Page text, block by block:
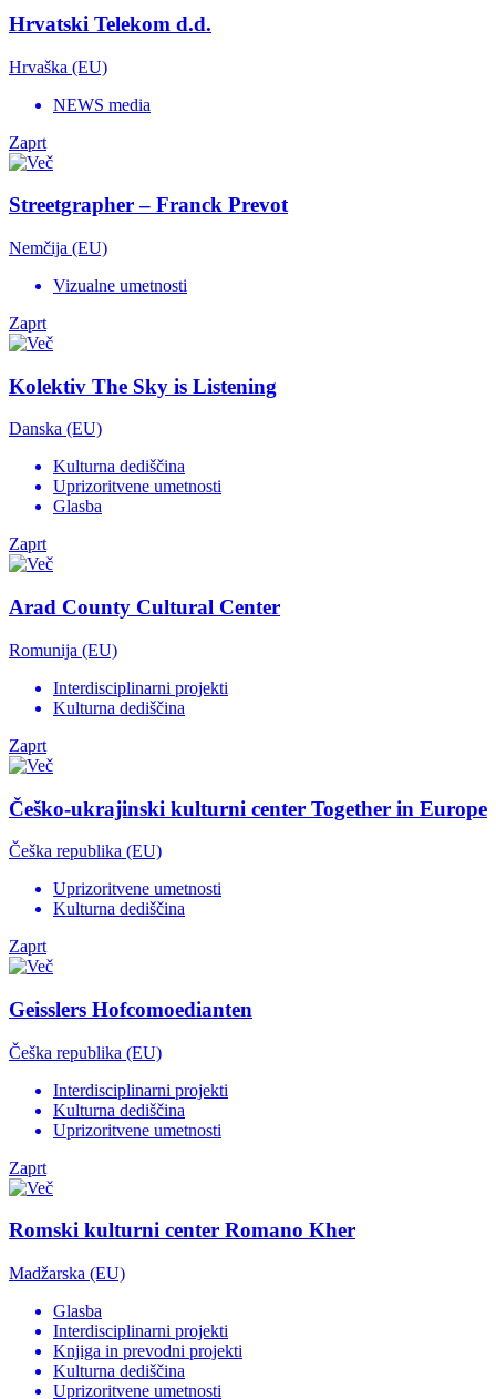
Hrvatski Telekom d.d.
Hrvaška (EU)
NEWS media
Zaprt
Streetgrapher – Franck Prevot
Nemčija (EU)
Vizualne umetnosti
Zaprt
Kolektiv The Sky is Listening
Danska (EU)
Kulturna dediščina
Uprizoritvene umetnosti
Glasba
Zaprt
Arad County Cultural Center
Romunija (EU)
Interdisciplinarni projekti
Kulturna dediščina
Zaprt
Češko-ukrajinski kulturni center Together in Europe
Češka republika (EU)
Uprizoritvene umetnosti
Kulturna dediščina
Zaprt
Geisslers Hofcomoedianten
Češka republika (EU)
Interdisciplinarni projekti
Kulturna dediščina
Uprizoritvene umetnosti
Zaprt
Romski kulturni center Romano Kher
Madžarska (EU)
Glasba
Interdisciplinarni projekti
Knjiga in prevodni projekti
Kulturna dediščina
Uprizoritvene umetnosti